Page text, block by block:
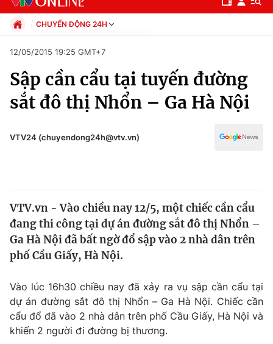
Chuyên mục
Chính trị
Y tế
Thế giới
Thế giới đó đây
Câu chuyện quốc tế
Kinh tế
Tài chính
Thị trường
Dữ liệu và đời sống
CHUYỂN ĐỘNG 24H
Xã hội
Pháp luật
Thể thao
Văn hóa - Giải trí
Giáo dục
12/05/2015 19:25 GMT+7
Sập cần cẩu tại tuyến đường
sắt đô thị Nhổn – Ga Hà Nội
VTV24 (chuyendong24h@vtv.vn)
VTV.vn - Vào chiều nay 12/5, một chiếc cần cẩu
đang thi công tại dự án đường sắt đô thị Nhổn –
Ga Hà Nội đã bất ngờ đổ sập vào 2 nhà dân trên
phố Cầu Giấy, Hà Nội.
Vào lúc 16h30 chiều nay đã xảy ra vụ sập cần cẩu tại
dự án đường sắt đô thị Nhổn – Ga Hà Nội. Chiếc cần
cẩu đổ đã vào 2 nhà dân trên phố Cầu Giấy, Hà Nội và
khiến 2 người đi đường bị thương.